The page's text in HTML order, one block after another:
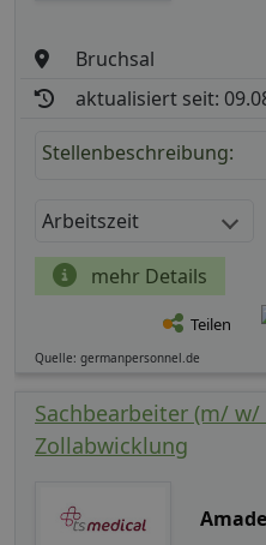
Bruchsal
aktualisiert seit:
Stellenbeschreibung:
Arbeitszeit
mehr Details
Teilen
Quelle: germanpersonnel.de
Sachbearbeiter (m/
Zollabwicklung